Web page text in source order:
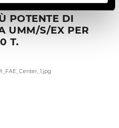
FAE PER
POTENTE DI
UMM/S/EX PER
T.